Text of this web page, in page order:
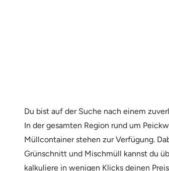
Du bist auf der Suche nach einem
In der gesamten Region rund um
Müllcontainer stehen zur Verfügung.
Grünschnitt und Mischmüll kannst du
kalkuliere in wenigen Klicks deinen